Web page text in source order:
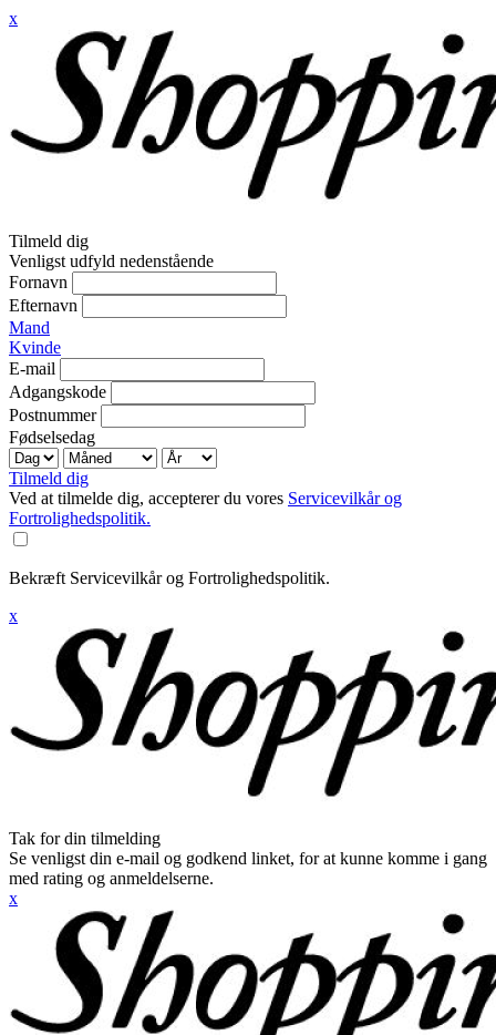
x
Tilmeld dig
Venligst udfyld nedenstående
Fornavn
Efternavn
Mand
Kvinde
E-mail
Adgangskode
Postnummer
Fødselsedag
Tilmeld dig
Ved at tilmelde dig, accepterer du vores Servicevilkår og
Fortrolighedspolitik.
Bekræft Servicevilkår og Fortrolighedspolitik.
x
Tak for din tilmelding
Se venligst din e-mail og godkend linket, for at kunne komme i gang
med rating og anmeldelserne.
x